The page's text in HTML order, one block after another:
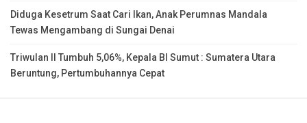
Diduga Kesetrum Saat Cari Ikan, Anak Perumnas Mandala
Tewas Mengambang di Sungai Denai
Triwulan II Tumbuh 5,06%, Kepala BI Sumut : Sumatera Utara
Beruntung, Pertumbuhannya Cepat